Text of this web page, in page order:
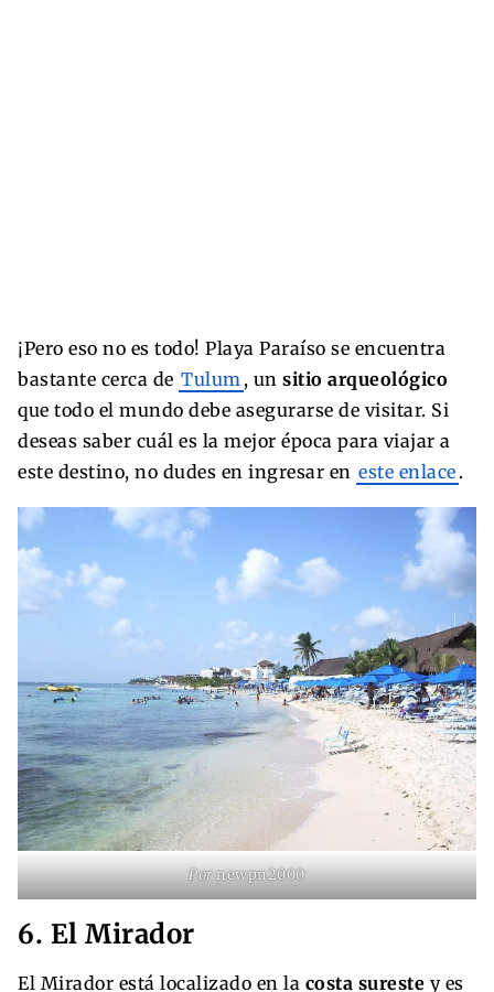
¡Pero eso no es todo! Playa Paraíso se encuentra
bastante cerca de Tulum , un sitio arqueológico
que todo el mundo debe asegurarse de visitar. Si
deseas saber cuál es la mejor época para viajar a
este destino, no dudes en ingresar en este enlace .
Pornewpn2000
6. El Mirador
El Mirador está localizado en la costa sureste y es